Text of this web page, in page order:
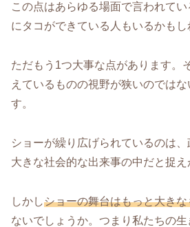
この点はあらゆる場面で言われて
にタコができている人もいるかもし
ただもう1つ大事な点があります。
えているものの視野が狭いのでは
す。
ショーが繰り広げられているのは、
大きな社会的な出来事の中だと捉え
しかしショーの舞台はもっと大き
ないでしょうか。つまり私たちの